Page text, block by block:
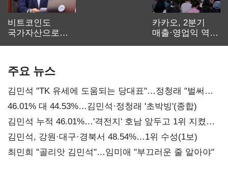
비트코인도
국가자산으로…'
카카오, 2분기
매출·영업익 역대
주요 뉴스
김민석 "TK 유세에 도움되는 당대표"…정청래 "벌써
대표된 양 당직 배분"
46.01% 대 44.53%…김민석·정청래 '초박빙'(종합)
김민석 누적 46.01%…'격전지' 호남 앞두고 1위 지켰다
(2보)
김민석, 강원·대구·경북서 48.54%…1위 수성(1보)
최민희 "골리앗 김민석"…임미애 "부끄러운 줄 알아야"